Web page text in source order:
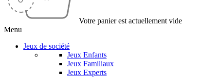
Votre panier est actuellement vide
Menu
Jeux de société
Jeux Enfants
Jeux Familiaux
Jeux Experts